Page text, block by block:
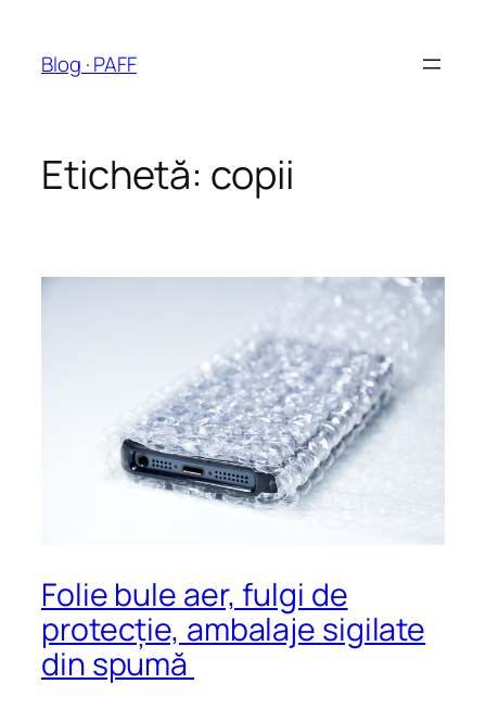
conținut
Blog · PAFF
Etichetă: copii
Folie bule aer, fulgi de
protecţie, ambalaje sigilate
din spumă